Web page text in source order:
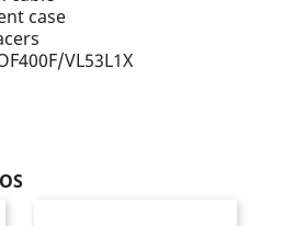
case
VL53L1X